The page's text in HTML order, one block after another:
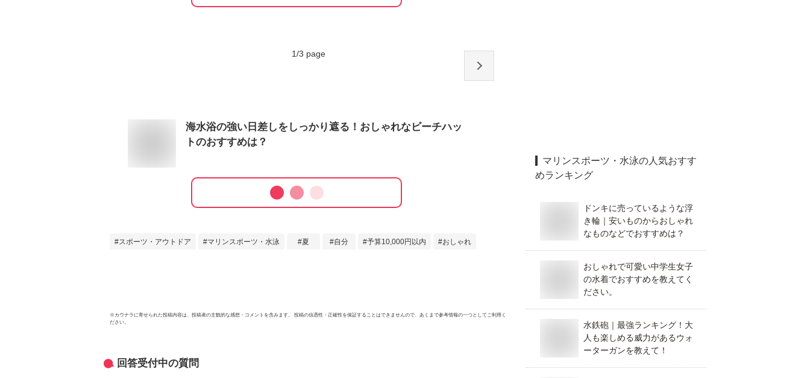
1 /3 page
海水浴の強い日差しをしっかり遮る！おしゃれなビーチハッ
トのおすすめは？
スポーツ・アウトドア マリンスポーツ・水泳 夏 自分 予算10,000円以内 おしゃれ
※ カウナラに寄せられた投稿内容は、投稿者の主観的な感想・コメントを含みます。 投稿の信憑性・正確性を保証することはできませんので、あくまで参考情報の一つとしてご利用く
ださい。
回答受付中の質問
マリンスポーツ・水泳の人気おすす
めランキング
ドンキに売っているような浮
き輪｜安いものからおしゃれ
なものなどでおすすめは？
おしゃれで可愛い中学生女子
の水着でおすすめを教えてく
ださい。
水鉄砲｜最強ランキング！大
人も楽しめる威力があるウォ
ーターガンを教えて！